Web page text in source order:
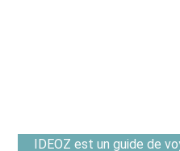
IDEOZ est un guide de